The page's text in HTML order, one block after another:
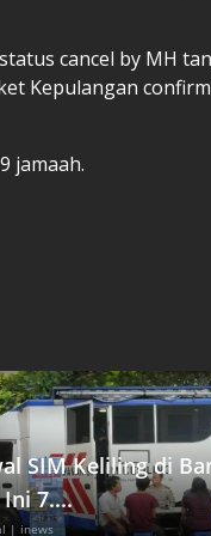
cancel by MH
Kepulangan
jamaah.
SIM Keliling di
7....
| inews